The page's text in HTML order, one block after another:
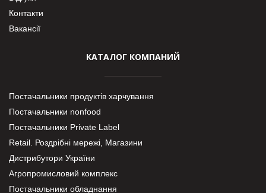
Контакти
Вакансії
КАТАЛОГ КОМПАНИЙ
Постачальники продуктів харчування
Постачальники nonfood
Постачальники Private Label
Retail. Роздрібні мережі, Магазини
Дистрибутори України
Агропромисловий комплекс
Постачальники обладнання